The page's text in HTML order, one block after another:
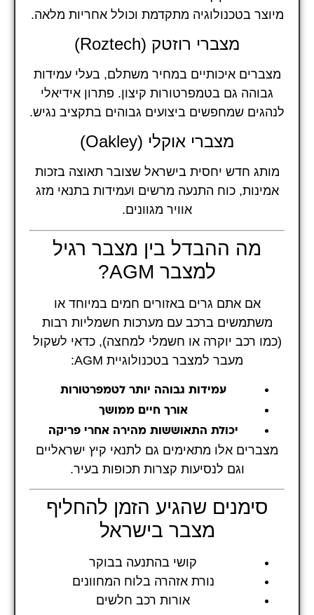
מיוצר בטכנולוגיה מתקדמת וכולל אחריות מלאה.
מצברי רוזטק (Roztech)
מצברים איכותיים במחיר משתלם, בעלי עמידות
גבוהה גם בטמפרטורות קיצון. פתרון אידיאלי
לנהגים שמחפשים ביצועים גבוהים בתקציב נגיש.
מצברי אוקלי (Oakley)
מותג חדש יחסית בישראל שצובר תאוצה בזכות
אמינות, כוח התנעה מרשים ועמידות בתנאי מזג
אוויר מגוונים.
מה ההבדל בין מצבר רגיל
למצבר AGM?
אם אתם גרים באזורים חמים במיוחד או
משתמשים ברכב עם מערכות חשמליות רבות
(כמו רכב יוקרה או חשמלי למחצה), כדאי לשקול
מעבר למצבר בטכנולוגיית AGM:
עמידות גבוהה יותר לטמפרטורות
אורך חיים ממושך
יכולת התאוששות מהירה אחרי פריקה
מצברים אלו מתאימים גם לתנאי קיץ ישראליים
וגם לנסיעות קצרות תכופות בעיר.
סימנים שהגיע הזמן להחליף
מצבר בישראל
קושי בהתנעה בבוקר
נורת אזהרה בלוח המחוונים
אורות רכב חלשים